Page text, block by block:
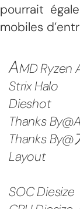
pourrait
mobiles
AMD Ryzen
Strix Halo
Dieshot
Thanks
Thanks
Layout
SOC Diesize